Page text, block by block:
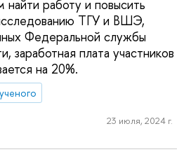
найти работу и повысить
ТГУ и ВШЭ,
Федеральной службы
заработная плата участников
на 20%.
23 июля, 2024 г.